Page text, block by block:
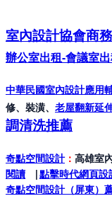
室內設計協會商
辦公室出租-會議室
中華民國室內設計應用
修、裝潢、 老屋翻新延
調清洗推薦
奇點空間設計： 高雄室
閱讀 |點擊時代網頁設
奇點空間設計（屏東）